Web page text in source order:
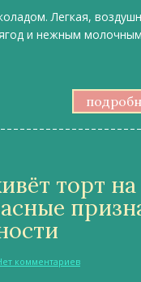
Легкая,
ягод и нежным молочным
торт на
комментариев